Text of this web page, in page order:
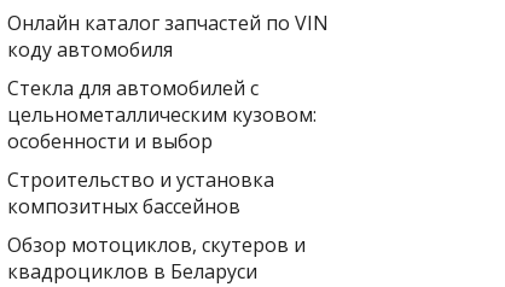
Онлайн каталог запчастей по VIN
коду автомобиля
Стекла для автомобилей с
цельнометаллическим кузовом:
особенности и выбор
Строительство и установка
композитных бассейнов
Обзор мотоциклов, скутеров и
квадроциклов в Беларуси